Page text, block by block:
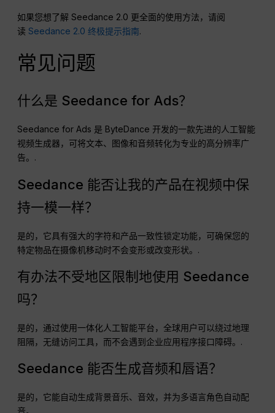
如果您想了解 Seedance 2.0 更全面的使用方法，请阅
读 Seedance 2.0 终极提示指南.
常见问题
什么是 Seedance for Ads？
Seedance for Ads 是 ByteDance 开发的一款先进的人工智能
视频生成器，可将文本、图像和音频转化为专业的高分辨率广
告。.
Seedance 能否让我的产品在视频中保
持一模一样？
是的，它具有强大的字符和产品一致性锁定功能，可确保您的
特定物品在摄像机移动时不会变形或改变形状。.
有办法不受地区限制地使用 Seedance
吗？
是的，通过使用一体化人工智能平台，全球用户可以绕过地理
阻隔，无缝访问工具，而不会遇到企业应用程序接口障碍。.
Seedance 能否生成音频和唇语？
是的，它能自动生成背景音乐、音效，并为多语言角色自动配